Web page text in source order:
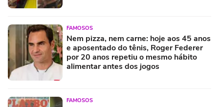
FAMOSOS
Nem pizza, nem carne: hoje aos 45 anos
e aposentado do tênis, Roger Federer
por 20 anos repetiu o mesmo hábito
alimentar antes dos jogos
FAMOSOS